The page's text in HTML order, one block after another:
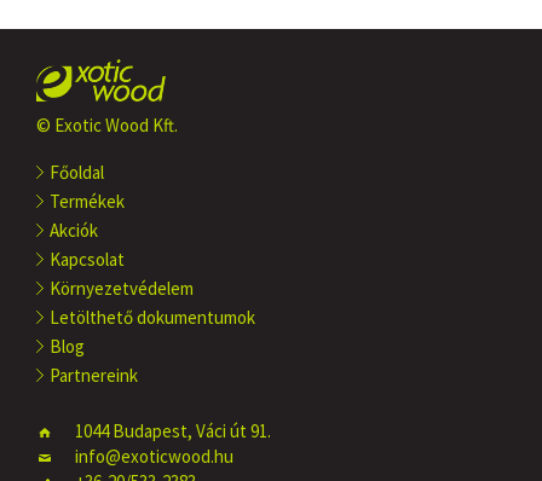
© Exotic Wood Kft.
Főoldal
Termékek
Akciók
Kapcsolat
Környezetvédelem
Letölthető dokumentumok
Blog
Partnereink
1044 Budapest, Váci út 91.
info@exoticwood.hu